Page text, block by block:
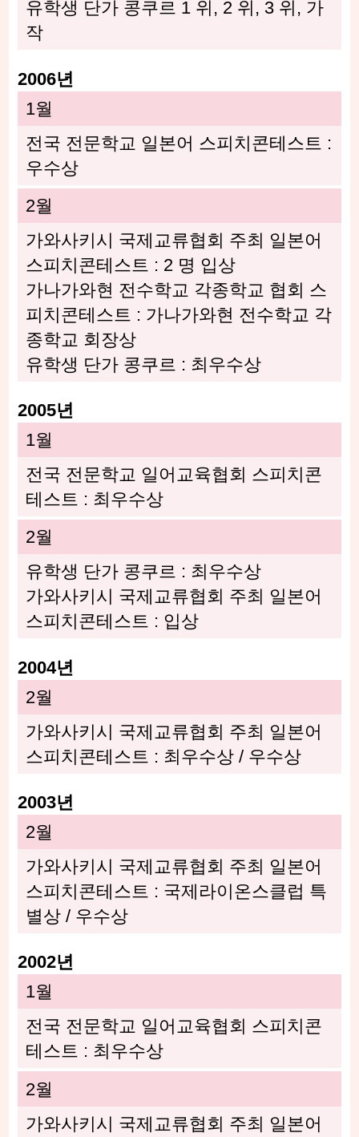
유학생 단가 콩쿠르 1 위, 2 위, 3 위, 가
작
2006년
1월
전국 전문학교 일본어 스피치콘테스트 :
우수상
2월
가와사키시 국제교류협회 주최 일본어
스피치콘테스트 : 2 명 입상
가나가와현 전수학교 각종학교 협회 스
피치콘테스트 : 가나가와현 전수학교 각
종학교 회장상
유학생 단가 콩쿠르 : 최우수상
2005년
1월
전국 전문학교 일어교육협회 스피치콘
테스트 : 최우수상
2월
유학생 단가 콩쿠르 : 최우수상
가와사키시 국제교류협회 주최 일본어
스피치콘테스트 : 입상
2004년
2월
가와사키시 국제교류협회 주최 일본어
스피치콘테스트 : 최우수상 / 우수상
2003년
2월
가와사키시 국제교류협회 주최 일본어
스피치콘테스트 : 국제라이온스클럽 특
별상 / 우수상
2002년
1월
전국 전문학교 일어교육협회 스피치콘
테스트 : 최우수상
2월
가와사키시 국제교류협회 주최 일본어